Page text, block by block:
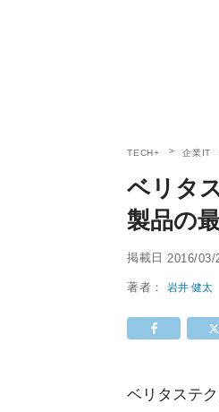
TECH+ 企業IT
ベリタ
製品の
掲載日 2016/03/
著者：岩井 健太
ベリタステ